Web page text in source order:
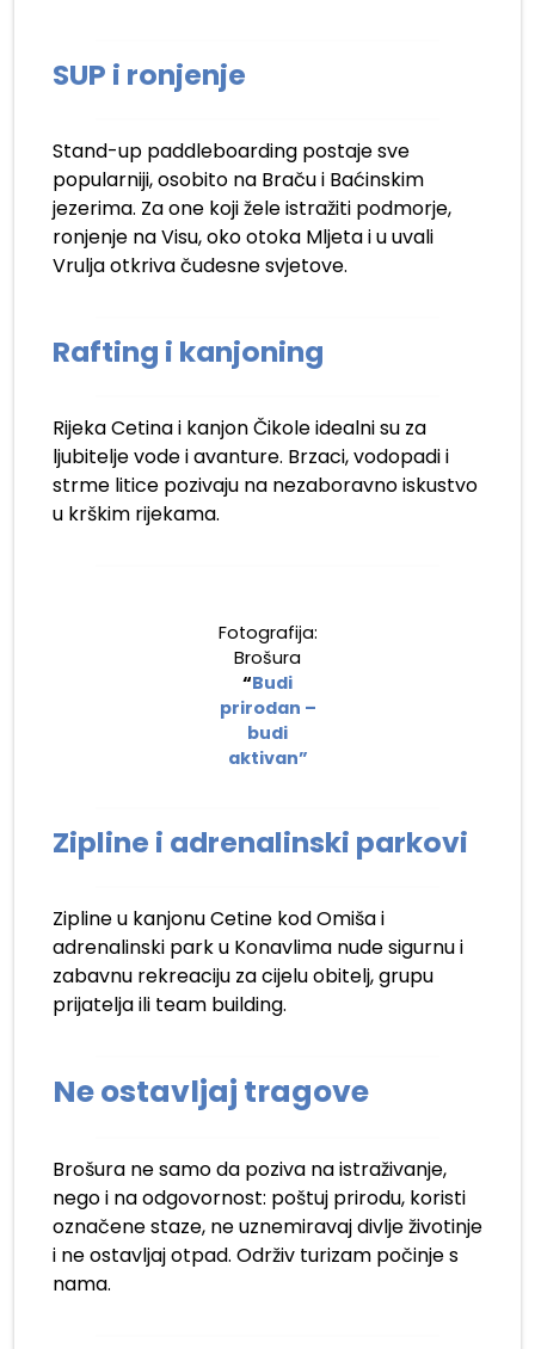
SUP i ronjenje
Stand-up paddleboarding postaje sve
popularniji, osobito na Braču i Baćinskim
jezerima. Za one koji žele istražiti podmorje,
ronjenje na Visu, oko otoka Mljeta i u uvali
Vrulja otkriva čudesne svjetove.
Rafting i kanjoning
Rijeka Cetina i kanjon Čikole idealni su za
ljubitelje vode i avanture. Brzaci, vodopadi i
strme litice pozivaju na nezaboravno iskustvo
u krškim rijekama.
Fotografija:
Brošura
“Budi
prirodan –
budi
aktivan”
Zipline i adrenalinski parkovi
Zipline u kanjonu Cetine kod Omiša i
adrenalinski park u Konavlima nude sigurnu i
zabavnu rekreaciju za cijelu obitelj, grupu
prijatelja ili team building.
Ne ostavljaj tragove
Brošura ne samo da poziva na istraživanje,
nego i na odgovornost: poštuj prirodu, koristi
označene staze, ne uznemiravaj divlje životinje
i ne ostavljaj otpad. Održiv turizam počinje s
nama.